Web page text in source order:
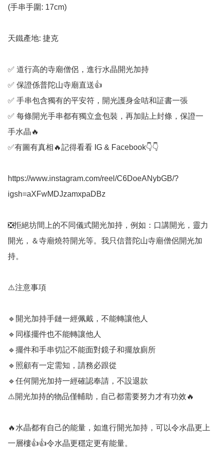
(手串手圍: 17cm)
天鐵產地: 捷克
✅️ 道行高的寺廟僧侶，進行水晶開光加持
✅️ 保證係普陀山寺廟直送👍
✅️ 手串包含獨有的平安符，開光護身金咭和証書一張
✅️ 每條開光手串都有獨立盒包裝，再加貼上封條，保證一
手水晶🔥
✅️有圖有真相🔥記得看看 IG & Facebook👇👇
https://www.instagram.com/reel/C6DoeANybGB/?
igsh=aXFwMDJzamxpaDBz
❎️拒絕坊間上的不同儀式開光加持，例如：口講開光，靈力
開光，＆寺廟燒符開光等。我只信普陀山寺廟僧侶開光加
持。
⚠️注意事項
🔹️開光加持手鏈一經佩戴，不能轉讓他人
🔹️同樣擺件也不能轉讓他人
🔹️擺件和手串切記不能面對鏡子和擺放廁所
🔹️照顧有一定需知，請務必跟從
🔹️任何開光加持一經確認奉請，不設退款
⚠️開光加持的物品僅輔助，自己都需要努力才有功效🔥
🔥水晶都有自己的能量，如進行開光加持，可以令水晶更上
一層樓👍👍令水晶更穩定更有能量。